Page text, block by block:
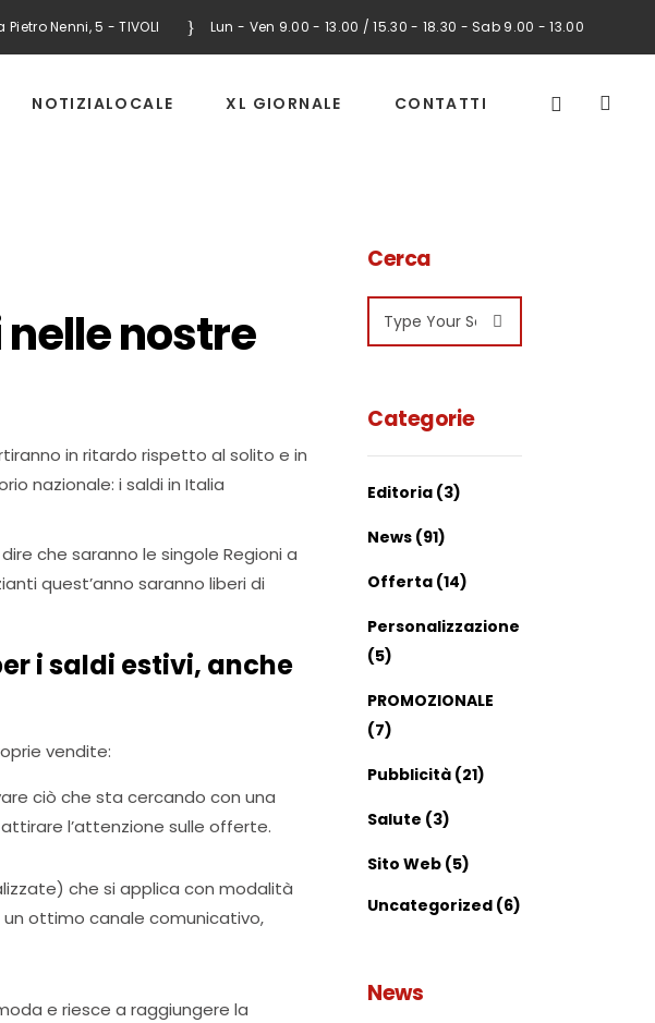
Pietro Nenni, 5 - TIVOLI Lun - Ven 9.00 - 13.00 / 15.30 - 18.30 - Sab 9.00 - 13.00
NOTIZIALOCALE XL GIORNALE CONTATTI
nostre
in ritardo rispetto al solito e in
nazionale: i saldi in Italia
che saranno le singole Regioni a
quest’anno saranno liberi di
i saldi estivi, anche
vendite:
ciò che sta cercando con una
l’attenzione sulle offerte.
che si applica con modalità
ottimo canale comunicativo,
e riesce a raggiungere la
Cerca
for:
Categorie
Editoria (3)
News (91)
Offerta (14)
Personalizzazione
(5)
PROMOZIONALE
(7)
Pubblicità (21)
Salute (3)
Sito Web (5)
Uncategorized (6)
News